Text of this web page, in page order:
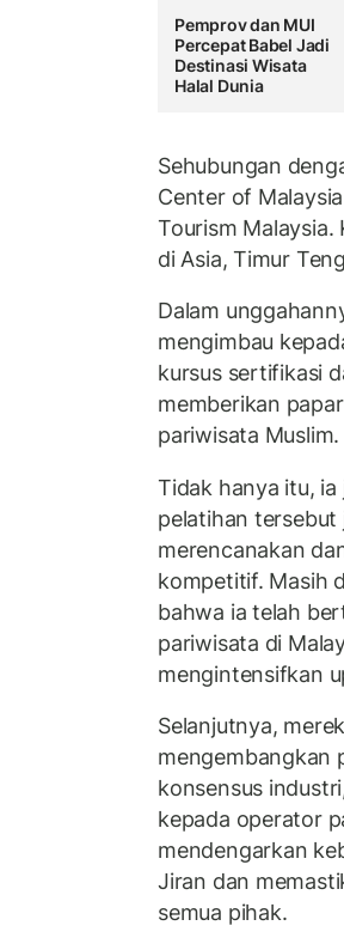
Pemprov dan MUI
Percepat Babel Jadi
Destinasi Wisata
Halal Dunia
Sehubungan
Center of
Tourism Malaysia.
di Asia, Timur
Dalam
mengimbau
kursus sertifikasi
memberikan
pariwisata Muslim.
Tidak hanya itu,
pelatihan tersebut
merencanakan
kompetitif. Masih
bahwa ia telah
pariwisata di
mengintensifkan
Selanjutnya,
mengembangkan
konsensus
kepada operator
mendengarkan
Jiran dan
semua pihak.